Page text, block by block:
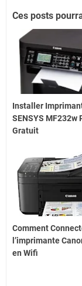
Ces posts
Installer
SENSYS MF232w
Gratuit
Comment
l’imprimante
en Wifi